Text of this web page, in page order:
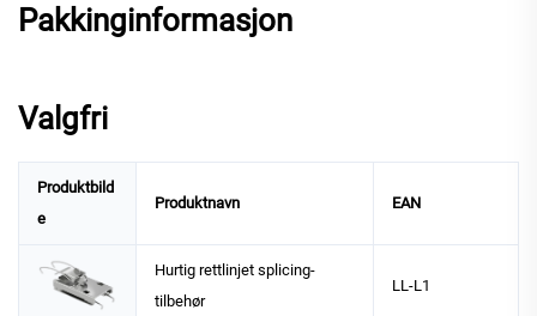
Pakkinginformasjon
Valgfri
Produktbild
e
Produktnavn EAN
Hurtig rettlinjet splicing-
tilbehør
LL-L1